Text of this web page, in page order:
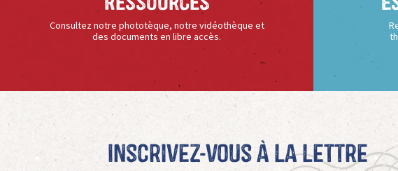
Consultez notre phototèque, notre vidéothèque et
des documents en libre accès.
Inscrivez-vous à La Lettre